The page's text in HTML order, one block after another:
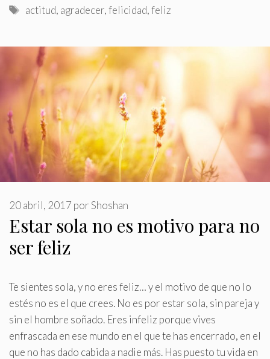
Etiquetas
actitud, agradecer,felicidad,feliz
Estar sola no es motivo para no
ser feliz
20 abril, 2017 porShoshan
Te sientes sola, y no eres feliz… y el motivo de que no lo
estés no es el que crees. No es por estar sola, sin pareja y
sin el hombre soñado. Eres infeliz porque vives
enfrascada en ese mundo en el que te has encerrado, en el
que no has dado cabida a nadie más. Has puesto tu vida en